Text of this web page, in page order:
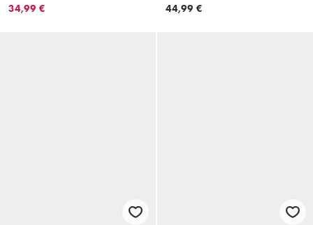
34,99 €
44,99 €